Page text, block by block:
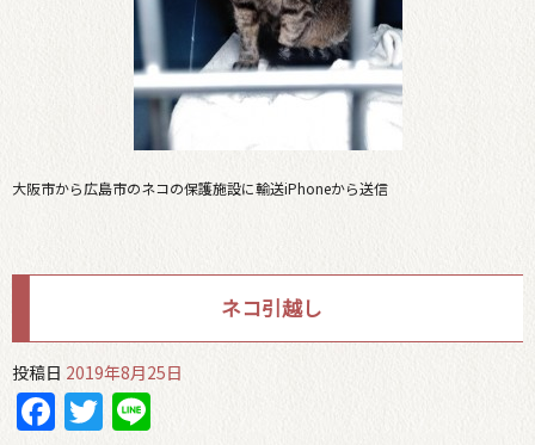
大阪市から広島市のネコの保護施設に輸送iPhoneから送信
ネコ引越し
投稿日 2019年8月25日
Facebook
Twitter